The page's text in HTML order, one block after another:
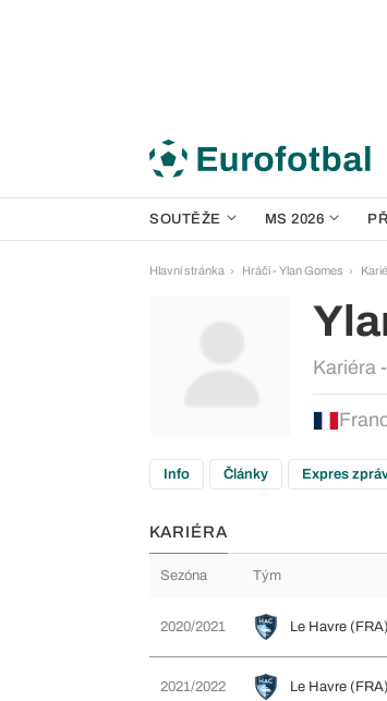
SOUTĚŽE MS 2026
Hlavní stránka Hráči - Ylan Gomes
Kariéra
Info Články Expres
KARIÉRA
Sezóna Tým
2020/2021 Le Havre (FRA)
2021/2022 Le Havre (FRA)